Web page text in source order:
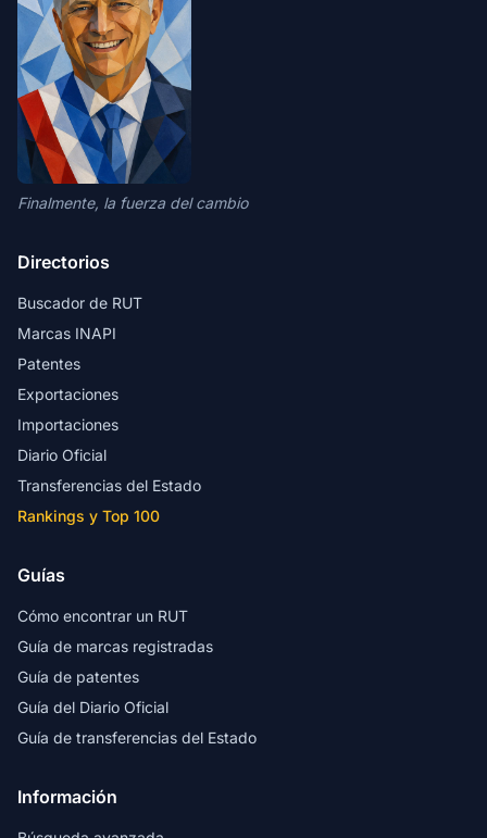
Finalmente, la fuerza del cambio
Directorios
Buscador de RUT
Marcas INAPI
Patentes
Exportaciones
Importaciones
Diario Oficial
Transferencias del Estado
Rankings y Top 100
Guías
Cómo encontrar un RUT
Guía de marcas registradas
Guía de patentes
Guía del Diario Oficial
Guía de transferencias del Estado
Información